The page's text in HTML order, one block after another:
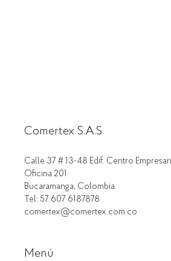
Comertex S.A.S
Calle 37 # 13-48 Edif. Centro
Oficina 201
Bucaramanga, Colombia
Tel: 57 607 6187878
comertex@comertex.com.co
Menú